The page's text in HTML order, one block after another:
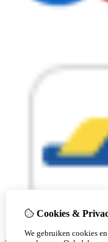
Cookies &
We gebruiken cookies